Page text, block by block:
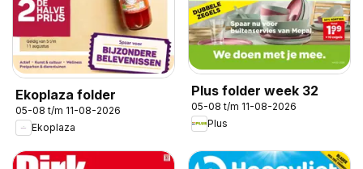
Ekoplaza folder
05-08 t/m 11-08-2026
Ekoplaza
Plus folder week 32
05-08 t/m 11-08-2026
Plus